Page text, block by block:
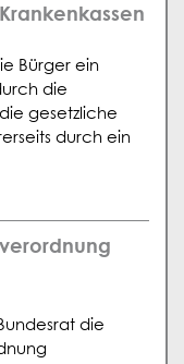
Bürger ein
die
gesetzliche
durch ein
die